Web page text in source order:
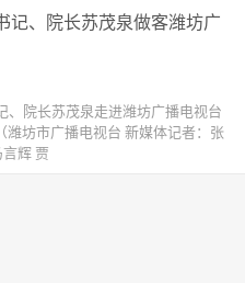
记、院长苏茂泉做客潍坊广
、院长苏茂泉走进潍坊广播电视台
潍坊市广播电视台 新媒体记者：张
辉 贾